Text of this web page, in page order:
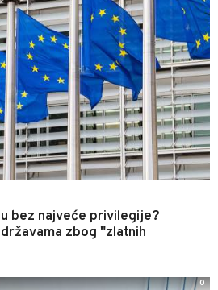
bez najveće privilegije?
zbog "zlatnih
0